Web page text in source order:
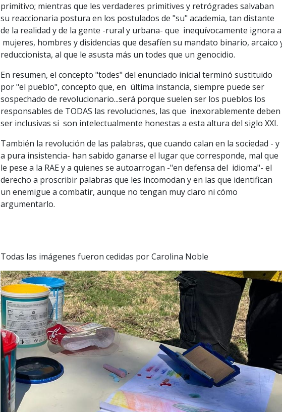
primitivo; mientras que les verdaderes primitives y retrógrades salvaban
su reaccionaria postura en los postulados de "su" academia, tan distante
de la realidad y de la gente -rural y urbana- que inequívocamente ignora a
mujeres, hombres y disidencias que desafíen su mandato binario, arcaico
reduccionista, al que le asusta más un todes que un genocidio.
En resumen, el concepto "todes" del enunciado inicial terminó sustituido
por "el pueblo", concepto que, en última instancia, siempre puede ser
sospechado de revolucionario...será porque suelen ser los pueblos los
responsables de TODAS las revoluciones, las que inexorablemente deben
ser inclusivas si son intelectualmente honestas a esta altura del siglo XXI.
También la revolución de las palabras, que cuando calan en la sociedad - y
a pura insistencia- han sabido ganarse el lugar que corresponde, mal que
le pese a la RAE y a quienes se autoarrogan -"en defensa del idioma"- el
derecho a proscribir palabras que les incomodan y en las que identifican
un enemigue a combatir, aunque no tengan muy claro ni cómo
argumentarlo.
Todas las imágenes fueron cedidas por Carolina Noble